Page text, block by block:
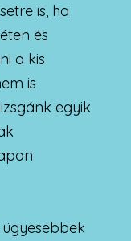
is, ha
és
a kis
is
egyik